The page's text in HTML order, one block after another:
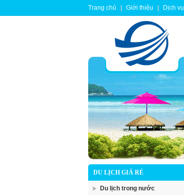
DU LỊCH GIÁ RẺ
Du lịch trong nước
Trang chủ Giới thiệu Dịch vụ